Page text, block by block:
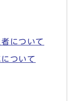
について
ついて